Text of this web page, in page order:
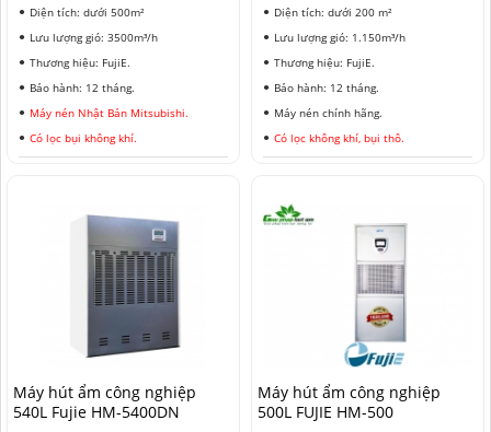
Diện tích: dưới 500m²
Lưu lượng gió: 3500m³/h
Thương hiệu: FujiE.
Bảo hành: 12 tháng.
Máy nén Nhật Bản Mitsubishi.
Có lọc bụi không khí.
Diện tích: dưới 200 m²
Lưu lượng gió: 1.150m³/h
Thương hiệu: FujiE.
Bảo hành: 12 tháng.
Máy nén chính hãng.
Có lọc không khí, bụi thô.
Máy hút ẩm công nghiệp
540L Fujie HM-5400DN
Máy hút ẩm công nghiệp
500L FUJIE HM-500